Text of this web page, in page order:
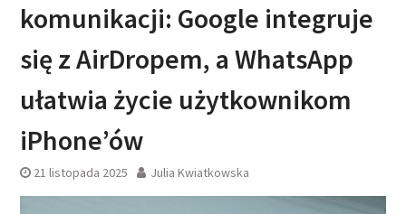
komunikacji: Google integruje
się z AirDropem, a WhatsApp
ułatwia życie użytkownikom
iPhone’ów
21 listopada 2025 Julia Kwiatkowska